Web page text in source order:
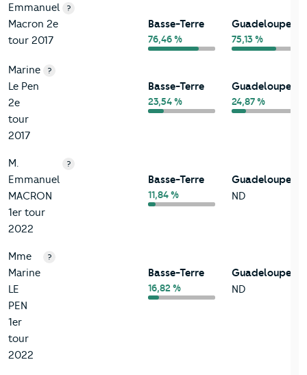
Emmanuel
Macron 2e
tour 2017
?
Basse-Terre
76,46 %
Guadeloupe
75,13 %
Marine
Le Pen
2e
tour
2017
?
Basse-Terre
23,54 %
Guadeloupe
24,87 %
M.
Emmanuel
MACRON
1er tour
2022
?
Basse-Terre
11,84 %
Guadeloupe
ND
Mme
Marine
LE
PEN
1er
tour
2022
?
Basse-Terre
16,82 %
Guadeloupe
ND